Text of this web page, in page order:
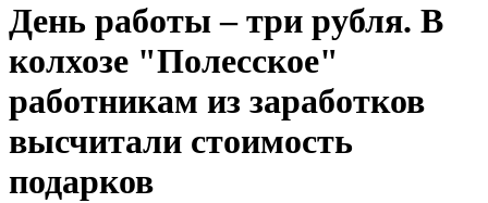
День работы – три рубля. В
колхозе "Полесское"
работникам из заработков
высчитали стоимость
подарков